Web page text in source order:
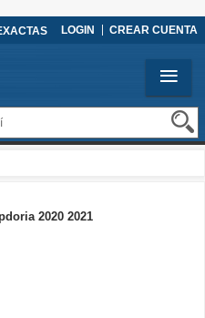
LOGIN CREAR CUENTA
2020 2021